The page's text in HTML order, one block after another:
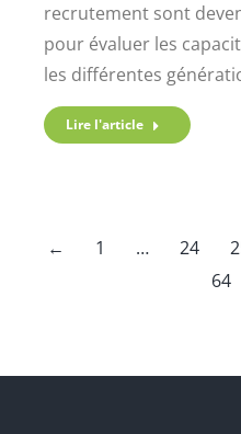
recrutement sont
pour évaluer les
les différentes
Lire l'article
← 1 … 24
64